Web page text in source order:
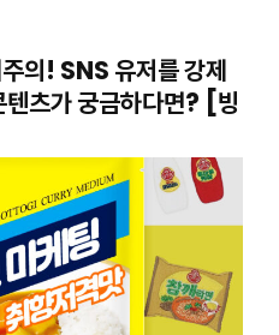
의! SNS 유저를 강제
텐츠가 궁금하다면? [빙